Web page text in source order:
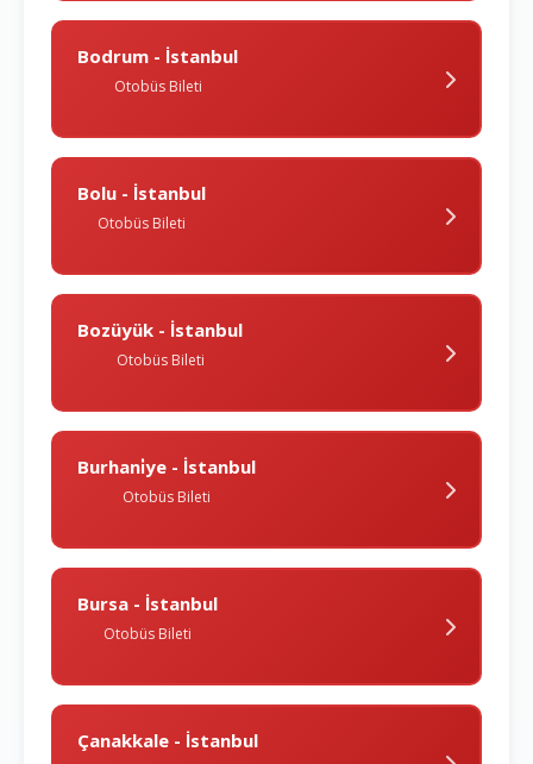
Bodrum - İstanbul
Otobüs Bileti
Bolu - İstanbul
Otobüs Bileti
Bozüyük - İstanbul
Otobüs Bileti
Burhani̇ye - İstanbul
Otobüs Bileti
Bursa - İstanbul
Otobüs Bileti
Çanakkale - İstanbul